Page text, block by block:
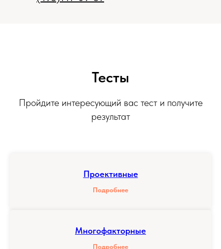
info@synaps-
Тесты
Пройдите интересующий вас тест и получите
результат
Проективные
Подробнее
Многофакторные
Подробнее